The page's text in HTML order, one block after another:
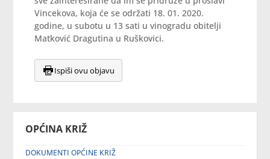
OPĆINA KRIŽ
DOKUMENTI OPĆINE KRIŽ
Vincekova, koja će se održati 18. 01. 2020.
godine, u subotu u 13 sati u vinogradu obitelji
Matković Dragutina u Ruškovici.
Ispiši ovu objavu